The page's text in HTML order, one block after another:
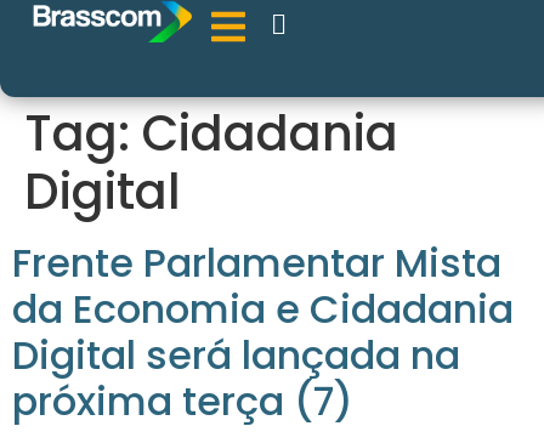
Tag: Cidadania
Digital
Frente Parlamentar Mista
da Economia e Cidadania
Digital será lançada na
próxima terça (7)